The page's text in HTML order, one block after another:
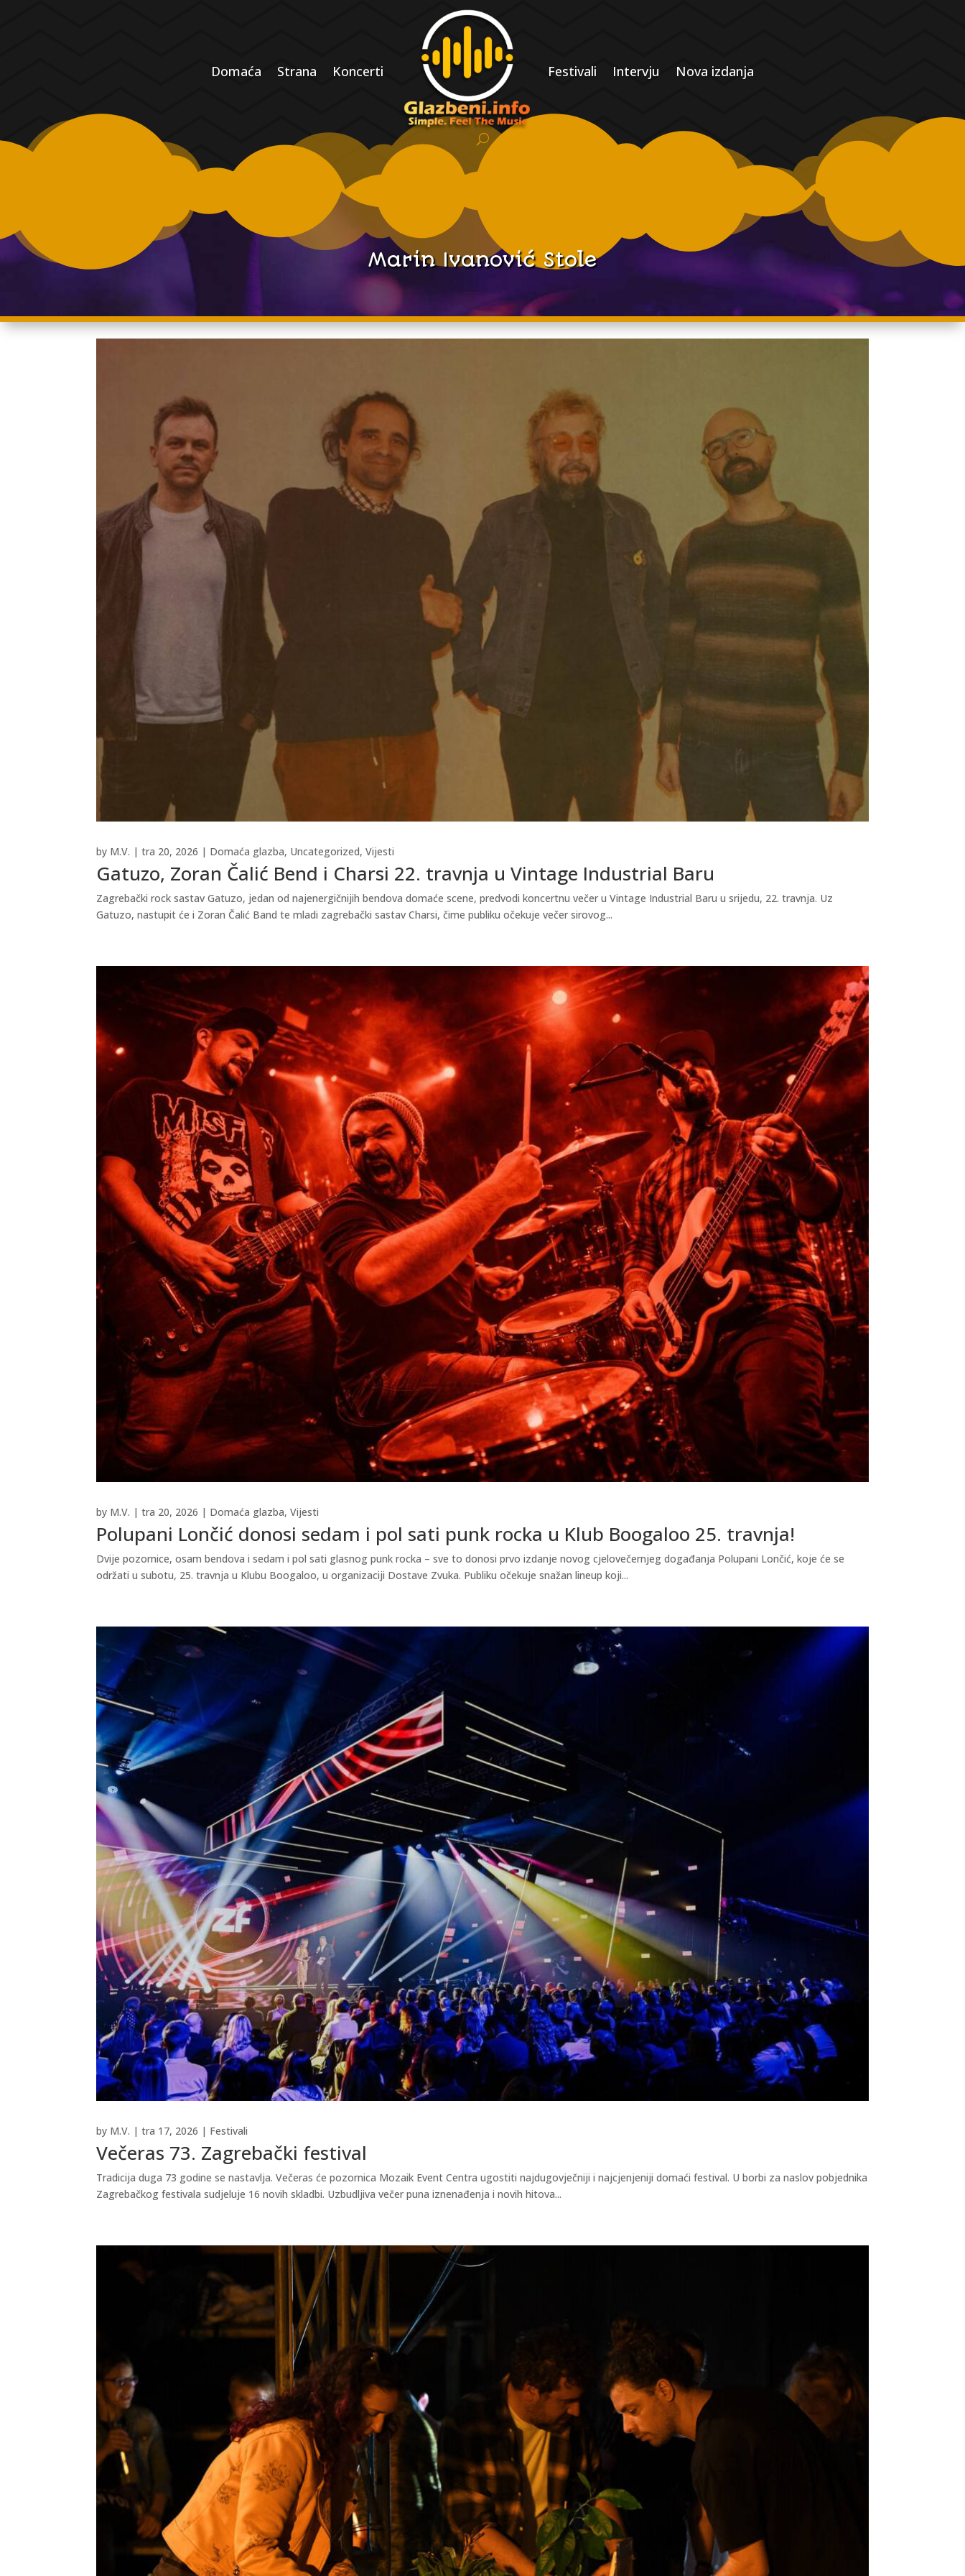
Domaća Strana Koncerti Festivali Intervju Nova izdanja
Marin Ivanović Stole
Gatuzo, Zoran Čalić Bend i Charsi 22. travnja u Vintage Industrial Baru
by M.V. |tra 20, 2026 | Domaća glazba, Uncategorized,Vijesti
Zagrebački rock sastav Gatuzo, jedan od najenergičnijih bendova domaće scene, predvodi koncertnu večer u Vintage Industrial Baru u srijedu, 22. travnja. Uz
Gatuzo, nastupit će i Zoran Čalić Band te mladi zagrebački sastav Charsi, čime publiku očekuje večer sirovog...
Polupani Lončić donosi sedam i pol sati punk rocka u Klub Boogaloo 25. travnja!
by M.V. |tra 20, 2026 | Domaća glazba,Vijesti
Dvije pozornice, osam bendova i sedam i pol sati glasnog punk rocka – sve to donosi prvo izdanje novog cjelovečernjeg događanja Polupani Lončić, koje će se
održati u subotu, 25. travnja u Klubu Boogaloo, u organizaciji Dostave Zvuka. Publiku očekuje snažan lineup koji...
Večeras 73. Zagrebački festival
by M.V. |tra 17, 2026 | Festivali
Tradicija duga 73 godine se nastavlja. Večeras će pozornica Mozaik Event Centra ugostiti najdugovječniji i najcjenjeniji domaći festival. U borbi za naslov pobjednika
Zagrebačkog festivala sudjeluje 16 novih skladbi. Uzbudljiva večer puna iznenađenja i novih hitova...